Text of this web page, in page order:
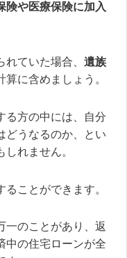
険や医療保険に加入
ていた場合、 遺族
に含めましょう。
る方の中には、自分
どうなるのか、とい
れません。
ることができます。
一のことがあり、返
中の住宅ローンが全